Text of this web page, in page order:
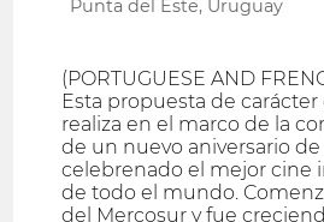
Punta del Este, Uruguay
(PORTUGUESE AND
Esta propuesta de carácter
realiza en el marco de la
de un nuevo aniversario
celebrenado el mejor cine
de todo el mundo.
del Mercosur y fue